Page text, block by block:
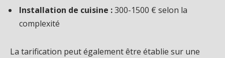
Installation de cuisine :300-1500 € selon la
complexité
La tarification peut également être établie sur une